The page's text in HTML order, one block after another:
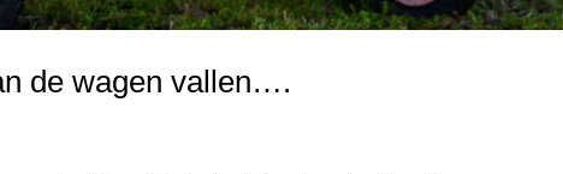
de wagen vallen….